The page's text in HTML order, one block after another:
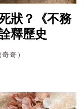
狀？《不務
釋歷史
奇）